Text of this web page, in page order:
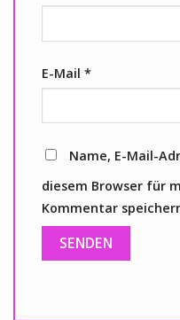
E-Mail *
Name, E-Mail-
diesem Browser für
Kommentar